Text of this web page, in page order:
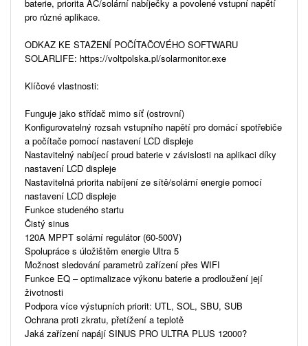
baterie, priorita AC/solární nabíječky a povolené vstupní napětí
pro různé aplikace.
ODKAZ KE STAŽENÍ POČÍTAČOVÉHO SOFTWARU
SOLARLIFE: https://voltpolska.pl/solarmonitor.exe
Klíčové vlastnosti:
Funguje jako střídač mimo síť (ostrovní)
Konfigurovatelný rozsah vstupního napětí pro domácí spotřebiče
a počítače pomocí nastavení LCD displeje
Nastavitelný nabíjecí proud baterie v závislosti na aplikaci díky
nastavení LCD displeje
Nastavitelná priorita nabíjení ze sítě/solární energie pomocí
nastavení LCD displeje
Funkce studeného startu
Čistý sinus
120A MPPT solární regulátor (60-500V)
Spolupráce s úložištěm energie Ultra 5
Možnost sledování parametrů zařízení přes WIFI
Funkce EQ – optimalizace výkonu baterie a prodloužení její
životnosti
Podpora více výstupních priorit: UTL, SOL, SBU, SUB
Ochrana proti zkratu, přetížení a teplotě
Jaká zařízení napájí SINUS PRO ULTRA PLUS 12000?